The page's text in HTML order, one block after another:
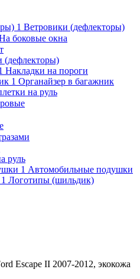
Ветровики (дефлекторы)
боковые окна
(дефлекторы)
Накладки на пороги
Органайзер в багажник
на руль
руль
Автомобильные подушки
Логотипы (шильдик)
Escape II 2007-2012, экокожа